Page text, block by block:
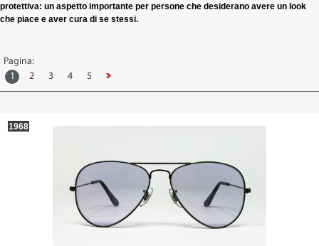
protettiva: un aspetto importante per persone che desiderano avere un look
che piace e aver cura di se stessi.
Pagina:
1
2 3 4 5
1968